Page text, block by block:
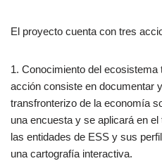
El proyecto cuenta con tres
1. Conocimiento del
acción consiste en documentar
transfronterizo de la economía
una encuesta y se aplicará en
las entidades de ESS y sus
una cartografía interactiva.